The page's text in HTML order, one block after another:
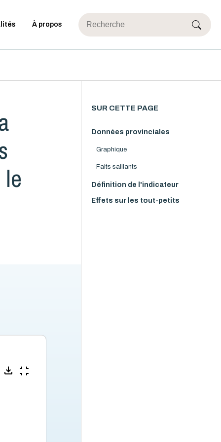
À propos
SUR CETTE PAGE
Données provinciales
Graphique
Faits saillants
Définition de l'indicateur
Effets sur les tout-petits